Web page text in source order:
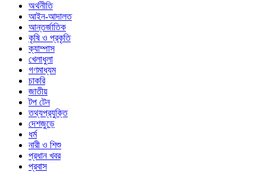
অর্থনীতি
আইন-আদালত
আন্তর্জাতিক
কৃষি ও প্রকৃতি
ক্যাম্পাস
খেলাধুলা
গণমাধ্যম
চাকরি
জাতীয়
টপ টেন
তথ্যপ্রযুক্তি
দেশজুড়ে
ধর্ম
নারী ও শিশু
প্রধান খবর
প্রবাস